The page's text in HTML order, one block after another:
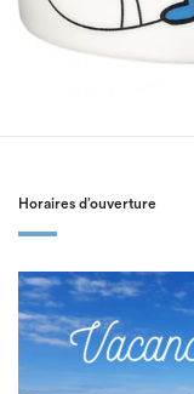
Horaires d’ouverture